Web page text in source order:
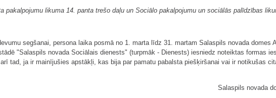
pakalpojumu likuma 14. panta trešo daļu un Sociālo pakalpojumu un sociālās palīdzības
segšanai, persona laika posmā no 1. marta līdz 31. martam Salaspils novada domes
"Salaspils novada Sociālais dienests" (turpmāk - Dienests) iesniedz noteiktas formas
tad, ja ir mainījušies apstākļi, kas bija par pamatu pabalsta piešķiršanai vai ir notikušas
Salaspils novada